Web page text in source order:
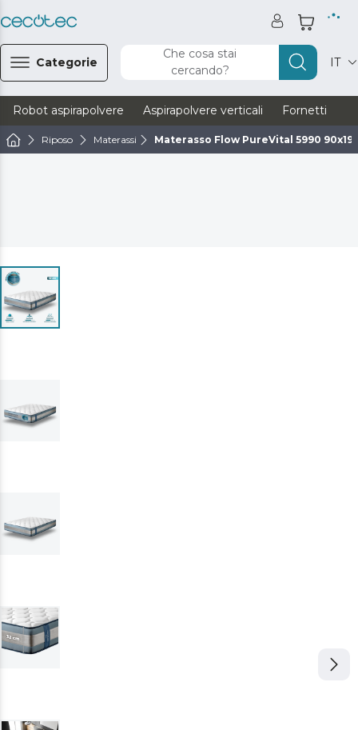
Categorie
Che cosa stai
cercando?
IT
Robot aspirapolvere Aspirapolvere verticali Fornetti
Riposo Materassi Materasso Flow PureVital 5990